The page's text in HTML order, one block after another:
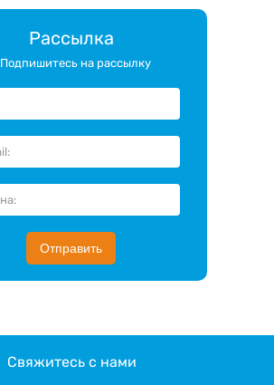
Рассылка
Подпишитесь на рассылку
Отправить
Свяжитесь с нами